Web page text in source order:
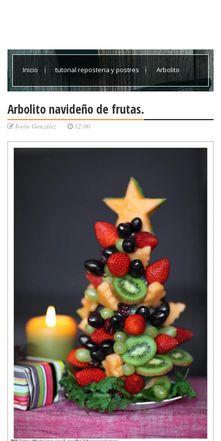
Inicio tutorial reposteria y postres Arbolito
Arbolito navideño de frutas.
Ivette González 12:00